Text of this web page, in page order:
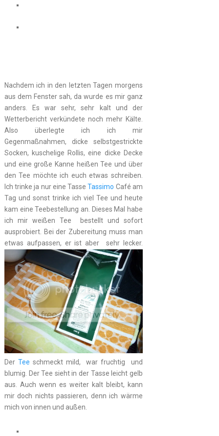
Nachdem ich in den letzten Tagen morgens
aus dem Fenster sah, da wurde es mir ganz
anders. Es war sehr, sehr kalt und der
Wetterbericht verkündete noch mehr Kälte.
Also überlegte ich ich mir
Gegenmaßnahmen, dicke selbstgestrickte
Socken, kuschelige Rollis, eine dicke Decke
und eine große Kanne heißen Tee und über
den Tee möchte ich euch etwas schreiben.
Ich trinke ja nur eine TasseTassimo Café am
Tag und sonst trinke ich viel Tee und heute
kam eine Teebestellung an. Dieses Mal habe
ich mir weißen Tee bestellt und sofort
ausprobiert. Bei der Zubereitung muss man
etwas aufpassen, er ist aber sehr lecker.
Der Tee schmeckt mild, war fruchtig und
blumig. Der Tee sieht in der Tasse leicht gelb
aus. Auch wenn es weiter kalt bleibt, kann
mir doch nichts passieren, denn ich wärme
mich von innen und außen.